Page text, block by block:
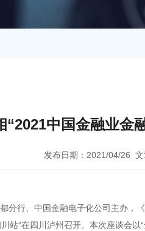
“2021中国金融业金
发布日期：2021/04/26
分行、中国金融电子化公司主办，
站”在四川泸州召开。本次座谈会